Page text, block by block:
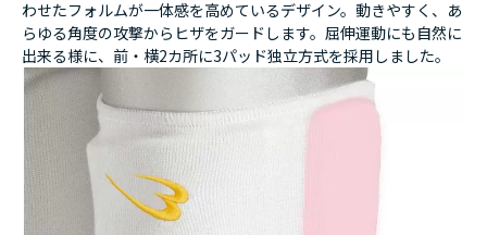
わせたフォルムが一体感を高めているデザイン。動きやすく、あ
らゆる角度の攻撃からヒザをガードします。屈伸運動にも自然に
出来る様に、前・横2カ所に3パッド独立方式を採用しました。